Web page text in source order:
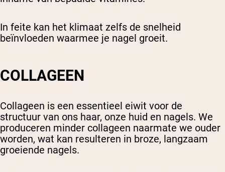
In feite kan het klimaat zelfs de snelheid
beïnvloeden waarmee je nagel groeit.
COLLAGEEN
Collageen is een essentieel eiwit voor de
structuur van ons haar, onze huid en nagels. We
produceren minder collageen naarmate we ouder
worden, wat kan resulteren in broze, langzaam
groeiende nagels.